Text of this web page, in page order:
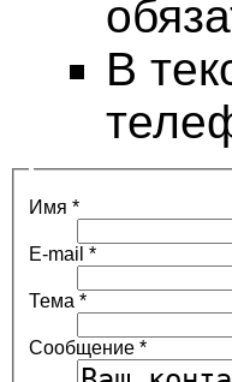
В
Имя *
E-mail *
Тема *
Сообщение *